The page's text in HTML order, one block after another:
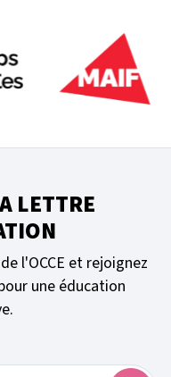
LETTRE
l'OCCE et rejoignez
une éducation